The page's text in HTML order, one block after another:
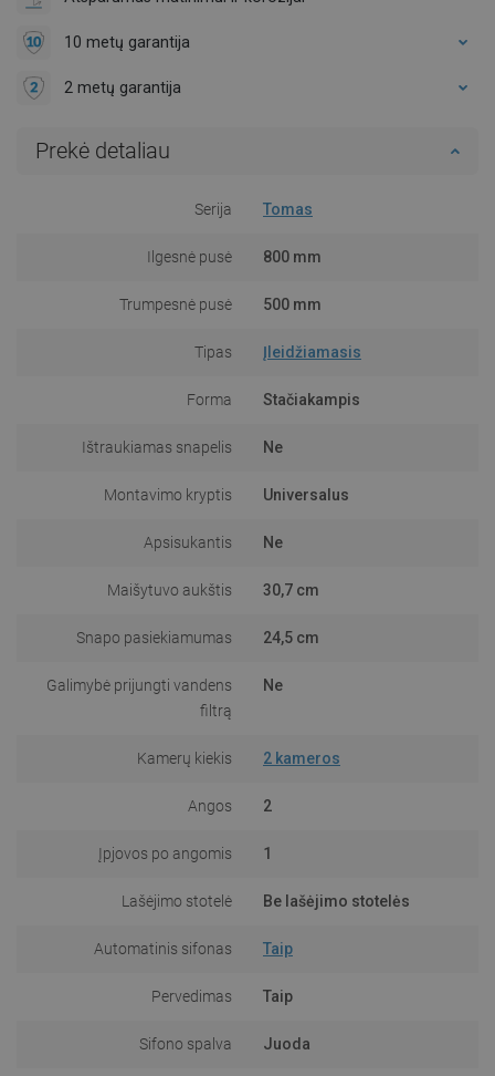
10 metų garantija
2 metų garantija
Prekė detaliau
Serija Tomas
Ilgesnė pusė 800 mm
Trumpesnė pusė 500 mm
Tipas Įleidžiamasis
Forma Stačiakampis
Ištraukiamas snapelis Ne
Montavimo kryptis Universalus
Apsisukantis Ne
Maišytuvo aukštis 30,7 cm
Snapo pasiekiamumas 24,5 cm
Galimybė prijungti vandens
filtrą
Ne
Kamerų kiekis 2 kameros
Angos 2
Įpjovos po angomis 1
Lašėjimo stotelė Be lašėjimo stotelės
Automatinis sifonas Taip
Pervedimas Taip
Sifono spalva Juoda